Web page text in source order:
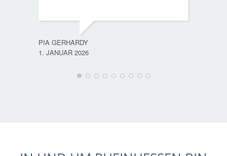
PIA GERHARDY
1. JANUAR 2026